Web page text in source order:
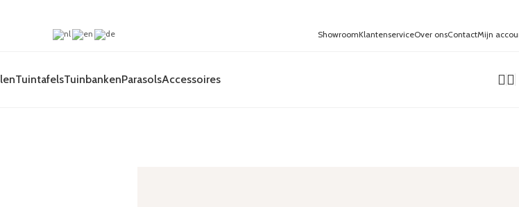
ShowroomKlantenserviceOver onsContactMijn
TuintafelsTuinbankenParasolsAccessoires